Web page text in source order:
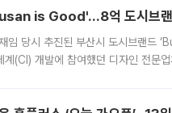
is Good'…8억 도시브랜
임 당시 추진된 부산시 도시브랜드
계(CI) 개발에 참여했던 디자인 전문